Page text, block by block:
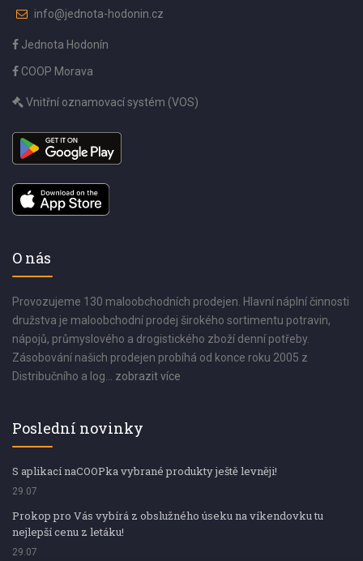
info@jednota-hodonin.cz
Jednota Hodonín
COOP Morava
Vnitřní oznamovací systém (VOS)
O nás
Provozujeme 130 maloobchodních prodejen. Hlavní náplní činnosti
družstva je maloobchodní prodej širokého sortimentu potravin,
nápojů, průmyslového a drogistického zboží denní potřeby.
Zásobování našich prodejen probíhá od konce roku 2005 z
Distribučního a log... zobrazit více
Poslední novinky
S aplikací naCOOPka vybrané produkty ještě levněji!
29.07
Prokop pro Vás vybírá z obslužného úseku na víkendovku tu
nejlepší cenu z letáku!
29.07